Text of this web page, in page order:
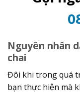
Nguyên nhân
chai
Đôi khi trong quá
bạn thực hiện mà